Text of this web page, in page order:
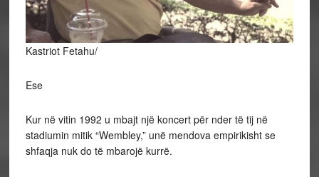
Kastriot Fetahu/
Ese
Kur në vitin 1992 u mbajt një koncert për nder të tij në
stadiumin mitik “Wembley,” unë mendova empirikisht se
shfaqja nuk do të mbarojë kurrë.